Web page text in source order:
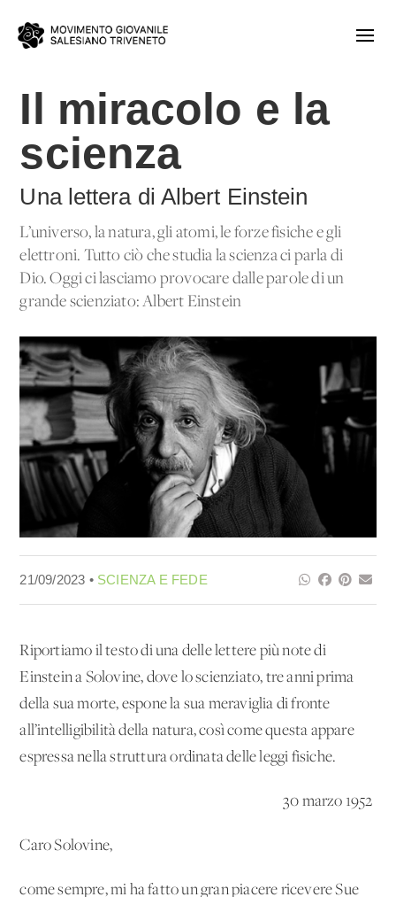
Il miracolo e la
scienza
Una lettera di Albert Einstein
L’universo, la natura, gli atomi, le forze fisiche e gli
elettroni. Tutto ciò che studia la scienza ci parla di
Dio. Oggi ci lasciamo provocare dalle parole di un
grande scienziato: Albert Einstein
21/09/2023 • SCIENZA E FEDE
Riportiamo il testo di una delle lettere più note di
Einstein a Solovine, dove lo scienziato, tre anni prima
della sua morte, espone la sua meraviglia di fronte
all’intelligibilità della natura, così come questa appare
espressa nella struttura ordinata delle leggi fisiche.
30 marzo 1952
Caro Solovine,
come sempre, mi ha fatto un gran piacere ricevere Sue